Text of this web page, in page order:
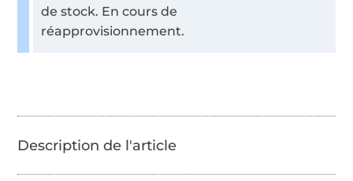
de stock. En cours de
réapprovisionnement.